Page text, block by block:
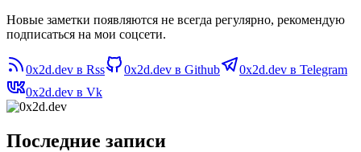
Новые заметки появляются не всегда регулярно, рекомендую
подписаться на мои соцсети.
0x2d.dev в Rss 0x2d.dev в Github
0x2d.dev в Telegram
0x2d.dev в Vk
Последние записи